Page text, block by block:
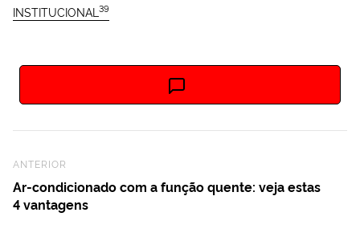
INSTITUCIONAL 39
Previous Post
ANTERIOR
Ar-condicionado com a função quente: veja estas
4 vantagens